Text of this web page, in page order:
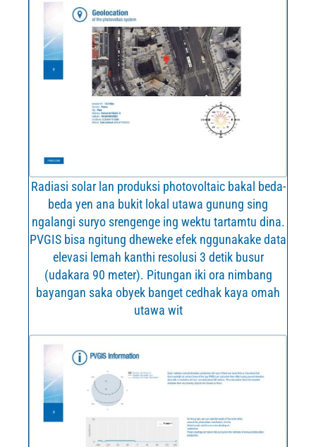
Radiasi solar lan produksi photovoltaic bakal beda-
beda yen ana bukit lokal utawa gunung sing
ngalangi suryo srengenge ing wektu tartamtu dina.
PVGIS bisa ngitung dheweke efek nggunakake data
elevasi lemah kanthi resolusi 3 detik busur
(udakara 90 meter). Pitungan iki ora nimbang
bayangan saka obyek banget cedhak kaya omah
utawa wit